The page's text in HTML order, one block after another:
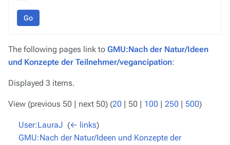
Go
The following pages link to GMU:Nach der Natur/Ideen
und Konzepte der Teilnehmer/vegancipation:
Displayed 3 items.
View (previous 50 | next 50) (20 | 50 | 100 | 250 | 500)
User:LauraJ (← links)
GMU:Nach der Natur/Ideen und Konzepte der